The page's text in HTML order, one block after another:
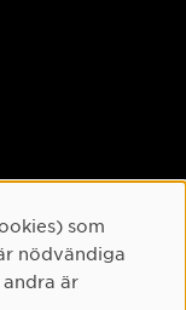
som
nödvändiga
är